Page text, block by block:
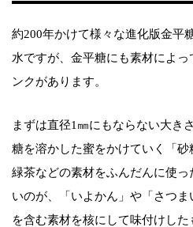
約200年かけて様々な進化版金平
水ですが、金平糖にも素材によ
ンクがあります。
まずは直径1㎜にもならない大き
糖を溶かした蜜をかけていく「砂
緑茶などの素材をふんだんに使
いのが、「いよかん」や「さつ
を含む素材を核にして味付けし